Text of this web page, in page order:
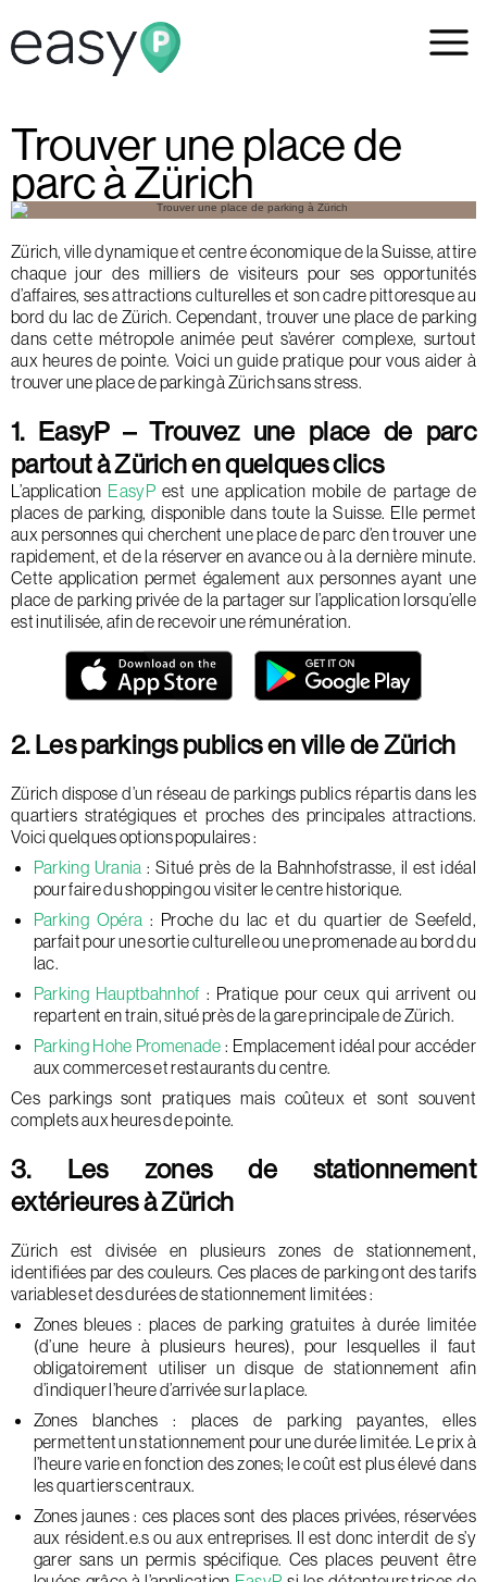
Trouver une place de
parc à Zürich
Zürich, ville dynamique et centre économique de la Suisse, attire
chaque jour des milliers de visiteurs pour ses opportunités
d’affaires, ses attractions culturelles et son cadre pittoresque au
bord du lac de Zürich. Cependant, trouver une place de parking
dans cette métropole animée peut s’avérer complexe, surtout
aux heures de pointe. Voici un guide pratique pour vous aider à
trouver une place de parking à Zürich sans stress.
1. EasyP – Trouvez une place de parc
partout à Zürich en quelques clics
L’application EasyPest une application mobile de partage de
places de parking, disponible dans toute la Suisse. Elle permet
aux personnes qui cherchent une place de parc d’en trouver une
rapidement, et de la réserver en avance ou à la dernière minute.
Cette application permet également aux personnes ayant une
place de parking privée de la partager sur l’application lorsqu’elle
est inutilisée, afin de recevoir une rémunération.
2. Les parkings publics en ville de Zürich
Zürich dispose d’un réseau de parkings publics répartis dans les
quartiers stratégiques et proches des principales attractions.
Voici quelques options populaires :
Parking Urania : Situé près de la Bahnhofstrasse, il est idéal
pour faire du shopping ou visiter le centre historique.
Parking Opéra : Proche du lac et du quartier de Seefeld,
parfait pour une sortie culturelle ou une promenade au bord du
lac.
Parking Hauptbahnhof : Pratique pour ceux qui arrivent ou
repartent en train, situé près de la gare principale de Zürich.
Parking Hohe Promenade : Emplacement idéal pour accéder
aux commerces et restaurants du centre.
Ces parkings sont pratiques mais coûteux et sont souvent
complets aux heures de pointe.
3. Les zones de stationnement
extérieures à Zürich
Zürich est divisée en plusieurs zones de stationnement,
identifiées par des couleurs. Ces places de parking ont des tarifs
variables et des durées de stationnement limitées :
Zones bleues : places de parking gratuites à durée limitée
(d’une heure à plusieurs heures), pour lesquelles il faut
obligatoirement utiliser un disque de stationnement afin
d’indiquer l’heure d’arrivée sur la place.
Zones blanches : places de parking payantes, elles
permettent un stationnement pour une durée limitée. Le prix à
l’heure varie en fonction des zones; le coût est plus élevé dans
les quartiers centraux.
Zones jaunes : ces places sont des places privées, réservées
aux résident.e.s ou aux entreprises. Il est donc interdit de s’y
garer sans un permis spécifique. Ces places peuvent être